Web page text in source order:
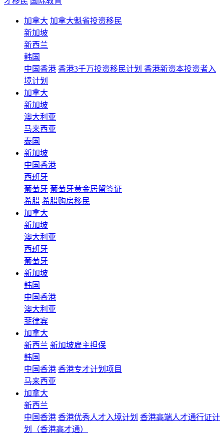
加拿大 加拿大魁省投资移民
新加坡
新西兰
韩国
中国香港 香港3千万投资移民计划 香港新资本投资者入
境计划
加拿大
新加坡
澳大利亚
马来西亚
泰国
新加坡
中国香港
西班牙
葡萄牙 葡萄牙黄金居留签证
希腊 希腊购房移民
加拿大
新加坡
澳大利亚
西班牙
葡萄牙
新加坡
韩国
中国香港
澳大利亚
菲律宾
加拿大
新西兰 新加坡雇主担保
韩国
中国香港 香港专才计划项目
马来西亚
加拿大
新西兰
中国香港 香港优秀人才入境计划 香港高端人才通行证计
划（香港高才通）